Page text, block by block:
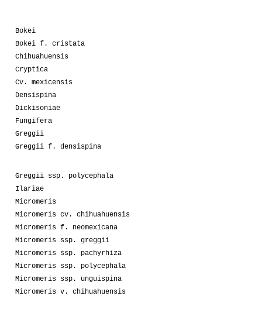
Bokei
Bokei f. cristata
Chihuahuensis
Cryptica
Cv. mexicensis
Densispina
Dickisoniae
Fungifera
Greggii
Greggii f. densispina
Greggii ssp. polycephala
Ilariae
Micromeris
Micromeris cv. chihuahuensis
Micromeris f. neomexicana
Micromeris ssp. greggii
Micromeris ssp. pachyrhiza
Micromeris ssp. polycephala
Micromeris ssp. unguispina
Micromeris v. chihuahuensis